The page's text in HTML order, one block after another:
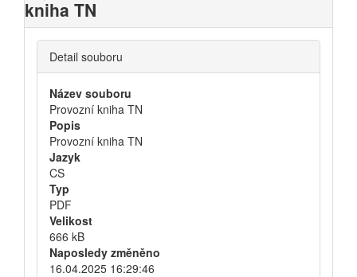
kniha TN
Detail souboru
Název souboru
Provozní kniha TN
Popis
Provozní kniha TN
Jazyk
CS
Typ
PDF
Velikost
666 kB
Naposledy změněno
16.04.2025 16:29:46